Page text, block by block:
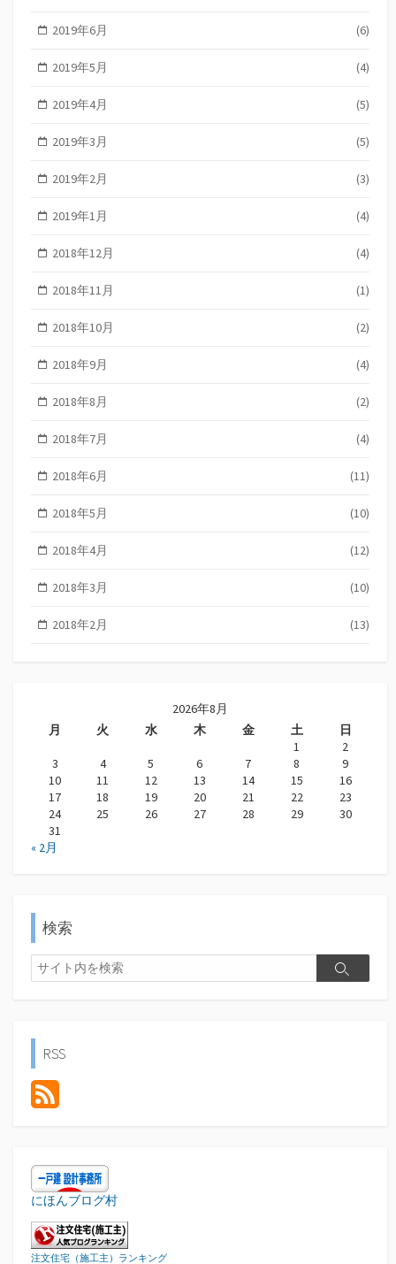
2019年6月 (6)
2019年5月 (4)
2019年4月 (5)
2019年3月 (5)
2019年2月 (3)
2019年1月 (4)
2018年12月 (4)
2018年11月 (1)
2018年10月 (2)
2018年9月 (4)
2018年8月 (2)
2018年7月 (4)
2018年6月 (11)
2018年5月 (10)
2018年4月 (12)
2018年3月 (10)
2018年2月 (13)
2026年8月
月
火 水 木 金 土 日
« 2月
1
2
3
4 5 6 7 8
9
10
11 12 13 14 15
16
17
18 19 20 21 22
23
24
25 26 27 28 29
30
31
検索
検
索
検
RSS
にほんブログ村
注文住宅（施工主）ランキング